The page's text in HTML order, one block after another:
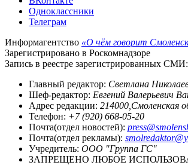
Одноклассники
Телеграм
Информагентство «О чём говорит
Зарегистрировано в Роскомнадзоре
Запись в реестре зарегистрированных
Главный редактор: Светлана
Шеф-редактор: Евгений Валерьевич
Адрес редакции: 214000,Смоленская
Телефон: +7 (920) 668-05-20
Почта(отдел новостей):
Почта(отдел рекламы):
Учредитель: ООО "Группа ГС"
ЗАПРЕЩЕНО ЛЮБОЕ